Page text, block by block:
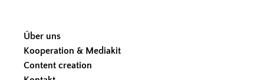
Über uns
Kooperation & Mediakit
Content creation